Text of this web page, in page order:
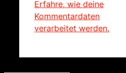
Erfahre, wie deine
Kommentardaten
verarbeitet werden.